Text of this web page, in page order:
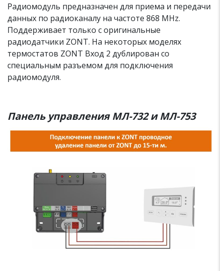
Радиомодуль предназначен для приема и передачи
данных по радиоканалу на частоте 868 MHz.
Поддерживает только с оригинальные
радиодатчики ZONT. На некоторых моделях
термостатов ZONT Вход 2 дублирован со
специальным разъемом для подключения
радиомодуля.
Панель управления МЛ-732 и МЛ-753